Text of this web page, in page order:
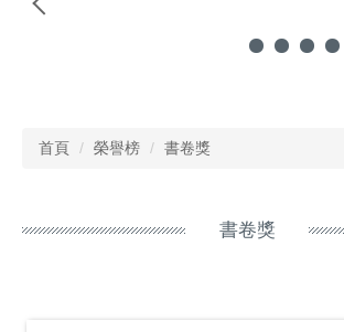
首頁 榮譽榜 書卷獎
書卷獎